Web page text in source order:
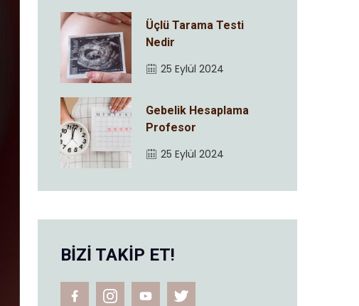
Üçlü Tarama Testi
Nedir
25 Eylül 2024
Gebelik Hesaplama
Profesor
25 Eylül 2024
BİZİ TAKİP ET!